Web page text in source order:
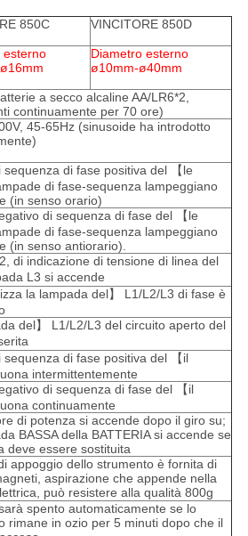
850C VINCITORE 850D
esterno
Diametro esterno
ø10mm-ø40mm
a secco alcaline AA/LR6*2,
continuamente per 70 ore)
45-65Hz (sinusoide ha introdotto
sequenza di fase positiva del 【le
di fase-sequenza lampeggiano
(in senso orario)
di sequenza di fase del 【le
di fase-sequenza lampeggiano
(in senso antiorario).
di indicazione di tensione di linea del
L3 si accende
la lampada del】 L1/L2/L3 di fase è
del】 L1/L2/L3 del circuito aperto del
sequenza di fase positiva del 【il
intermittentemente
di sequenza di fase del 【il
continuamente
di potenza si accende dopo il giro su;
BASSA della BATTERIA si accende se
deve essere sostituita
appoggio dello strumento è fornita di
aspirazione che appende nella
può resistere alla qualità 800g
spento automaticamente se lo
rimane in ozio per 5 minuti dopo che il